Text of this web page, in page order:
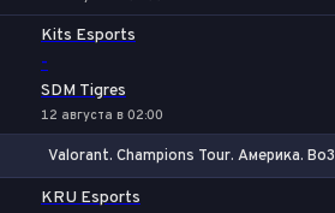
Kits Esports
-
SDM Tigres
12 августа в 02:00
Valorant. Champions Tour. Америка. Bo3
KRU Esports